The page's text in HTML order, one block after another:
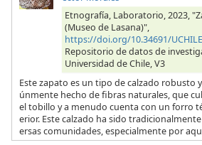
Etnografía, Laboratorio, 2023,
(Museo de Lasana)",
https://doi.org/10.34691/
Repositorio de datos de
Universidad de Chile, V3
Este zapato es un tipo de calzado robusto
únmente hecho de fibras naturales, que
el tobillo y a menudo cuenta con un forro
erior. Este calzado ha sido
ersas comunidades, especialmente por